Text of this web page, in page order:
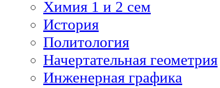
Химия 1 и 2 сем
История
Политология
Начертательная геометрия
Инженерная графика